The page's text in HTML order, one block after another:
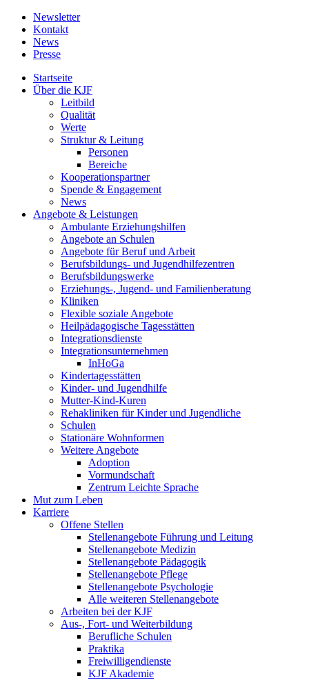
Newsletter
Kontakt
News
Presse
Startseite
Über die KJF
Leitbild
Qualität
Werte
Struktur & Leitung
Personen
Bereiche
Kooperationspartner
Spende & Engagement
News
Angebote & Leistungen
Ambulante Erziehungshilfen
Angebote an Schulen
Angebote für Beruf und Arbeit
Berufsbildungs- und Jugendhilfezentren
Berufsbildungswerke
Erziehungs-, Jugend- und Familienberatung
Kliniken
Flexible soziale Angebote
Heilpädagogische Tagesstätten
Integrationsdienste
Integrationsunternehmen
InHoGa
Kindertagesstätten
Kinder- und Jugendhilfe
Mutter-Kind-Kuren
Rehakliniken für Kinder und Jugendliche
Schulen
Stationäre Wohnformen
Weitere Angebote
Adoption
Vormundschaft
Zentrum Leichte Sprache
Mut zum Leben
Karriere
Offene Stellen
Stellenangebote Führung und Leitung
Stellenangebote Medizin
Stellenangebote Pädagogik
Stellenangebote Pflege
Stellenangebote Psychologie
Alle weiteren Stellenangebote
Arbeiten bei der KJF
Aus-, Fort- und Weiterbildung
Berufliche Schulen
Praktika
Freiwilligendienste
KJF Akademie